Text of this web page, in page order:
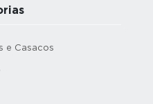
e Casacos